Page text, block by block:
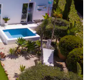
„Odabrali gosti”